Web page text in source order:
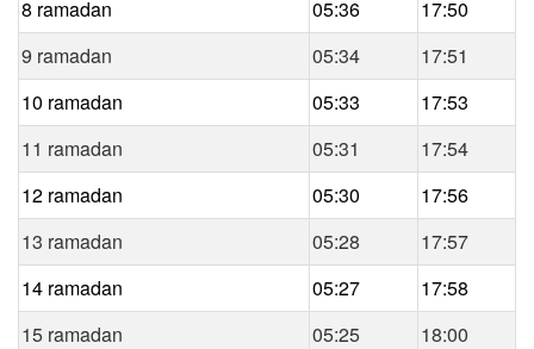
8 ramadan 05:36
17:50
9 ramadan
05:34
17:51
10 ramadan
05:33
17:53
11 ramadan
05:31
17:54
12 ramadan
05:30
17:56
13 ramadan
05:28
17:57
14 ramadan
05:27
17:58
15 ramadan
05:25
18:00